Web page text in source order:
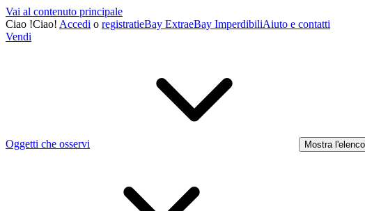
Vai al contenuto principale
Ciao !Ciao! Accedi o registratieBay ExtraeBay ImperdibiliAiuto e contatti
Vendi
Oggetti che osservi Mostra